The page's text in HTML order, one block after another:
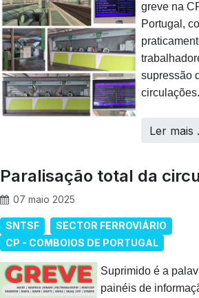
greve na
Portugal,
supressão
circulações.
Ler mais
Paralisação total da
07 maio 2025
SNTSF
SECTOR FERROVIÁRIO
CP - COMBOIOS DE PORTUGAL
Suprimido é a
painéis de